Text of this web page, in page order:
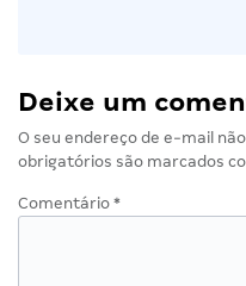
Deixe um
O seu endereço de e-mail
obrigatórios são marcados
Comentário *